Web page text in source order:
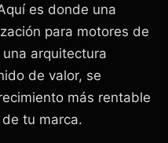
es donde una
para motores de
arquitectura
de valor, se
más rentable
tu marca.